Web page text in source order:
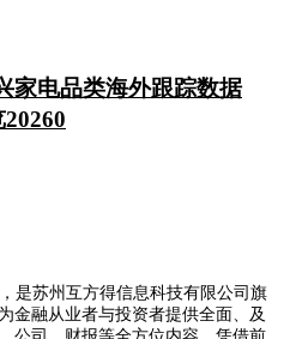
家电品类海外跟踪数据
是苏州互方得信息科技有限公司旗
金融从业者与投资者提供全面、及